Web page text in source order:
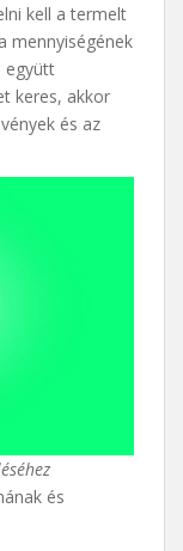
kell a termelt
mennyiségének
együtt
keres, akkor
és az
és